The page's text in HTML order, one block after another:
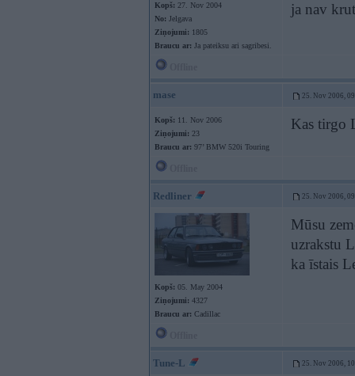
Kopš: 27. Nov 2004
No: Jelgava
Ziņojumi: 1805
Braucu ar: Ja pateiksu ari sagribesi.
ja nav
mase 25. Nov 2006,
Kopš: 11. Nov 2006
Ziņojumi: 23
Braucu ar: 97’ BMW 520i Touring
Kas tirgo
Redliner 25. Nov 2006,
Kopš: 05. May 2004
Ziņojumi: 4327
Braucu ar: Cadillac
Mūsu
uzrakstu
ka īstais
Tune-L 25. Nov 2006,